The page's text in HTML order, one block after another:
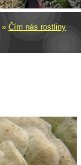
» Čím nás rostliny